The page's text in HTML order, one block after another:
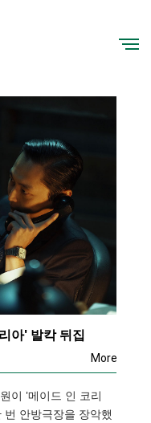
아' 발칵 뒤집
More
이 '메이드 인 코리
안방극장을 장악했